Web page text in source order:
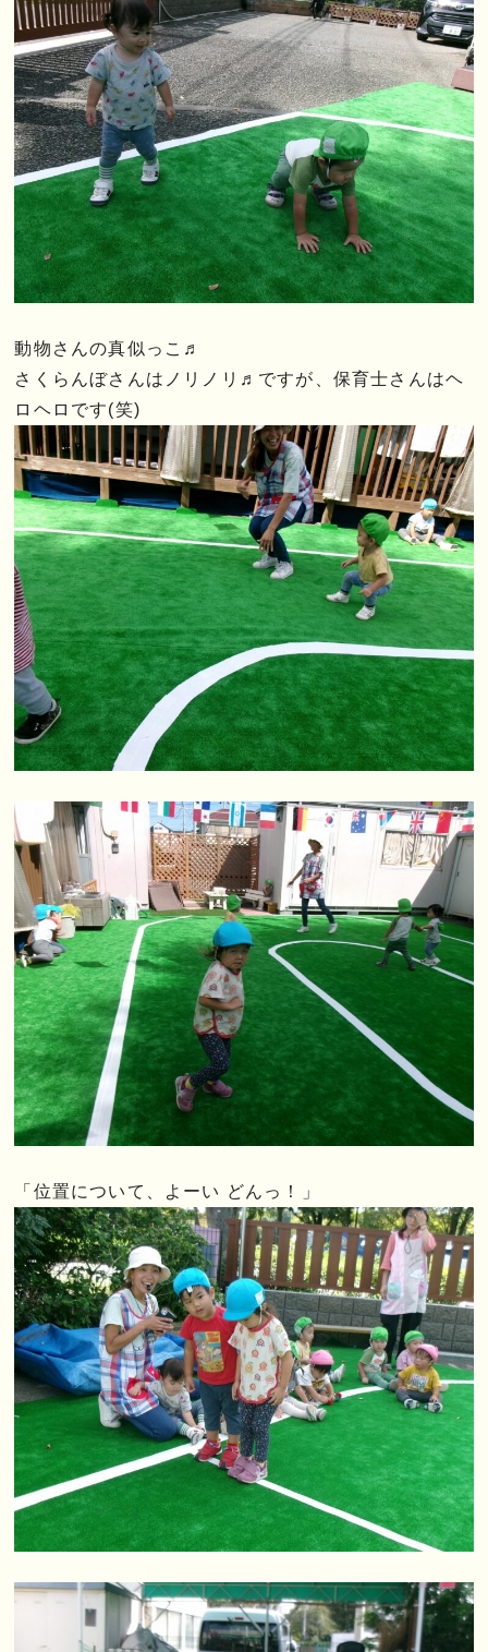
動物さんの真似っこ♬
さくらんぼさんはノリノリ♬ですが、保育士さんはヘ
ロヘロです(笑)
「位置について、よーい どんっ！」